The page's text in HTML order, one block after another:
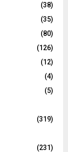
(38)
(35)
(80)
(126)
(12)
(4)
(5)
(319)
(231)